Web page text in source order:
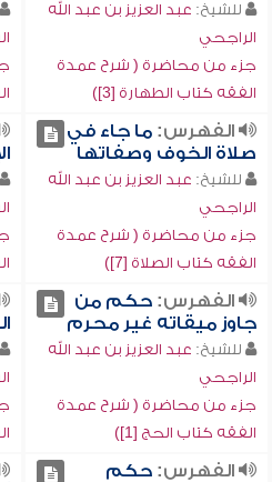
للشيخ: عبد العزيز بن عبد الله
الراجحي
جزء من محاضرة ( شرح عمدة
الفقه كتاب الطهارة [3])
الفهرس:ما جاء في
صلاة الخوف وصفاتها
للشيخ: عبد العزيز بن عبد الله
الراجحي
جزء من محاضرة ( شرح عمدة
الفقه كتاب الصلاة [7])
الفهرس:حكم من
جاوز ميقاته غير محرم
للشيخ: عبد العزيز بن عبد الله
الراجحي
جزء من محاضرة ( شرح عمدة
الفقه كتاب الحج [1])
الفهرس:حكم